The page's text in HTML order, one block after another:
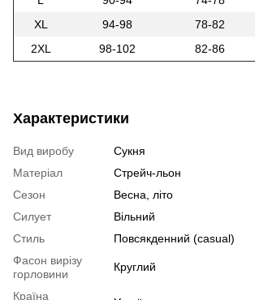
XL
94-98 78-82
2XL
98-102 82-86
Характеристики
Вид виробу
Сукня
Матеріал
Стрейч-льон
Сезон
Весна, літо
Силует
Вільний
Стиль
Повсякденний (casual)
Фасон вирізу
горловини
Круглий
Країна